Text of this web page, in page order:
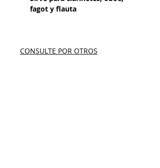
fagot y flauta
CONSULTE POR OTROS